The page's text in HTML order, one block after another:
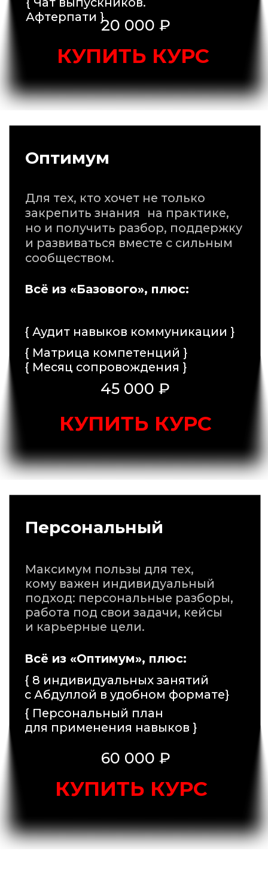
Отзывы
Олег
Отзыв о курсе у меня резко
положительный.
Так вышло что жизнь прибила меня
к стенке из-за недостаточного уровня
коммуникации с серьезными дядьками
мы разобрали мои реальные кейсы
и сделали сильно лучше чем было,
по крайней мере то, что камбекалось.
Что касается Абдуллы — его никто не
смог переспорить в рамках тренировок, у
продавливать даже самую бредовую
позицию, так что ты с ней соглашаешься
работы является ценнейшим навыков.
Курс рекомендую всем и каждому.
выпускница первого
определять ключевые вещи в
быть более внимательной
к собеседникам и тому, что они хотят
донести – как следствие, в решении
рабочих вопросов стало меньше
противостояния, быстрее находится
модели win-win. Формат удобный —
теория без воды, очень много практики и
отработки материала на кейсах.
Рекомендую в первую очередь людям, у
которых работа связана с любыми
переговорами (как с коллегами в своей
клиентами). Но другим он также будет
эффективны и в неформальном общении
(например, блок «как спорить с тем, кто